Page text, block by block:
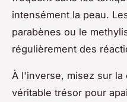
intensément la peau.
parabènes ou le
régulièrement des
À l'inverse, misez sur la
véritable trésor pour